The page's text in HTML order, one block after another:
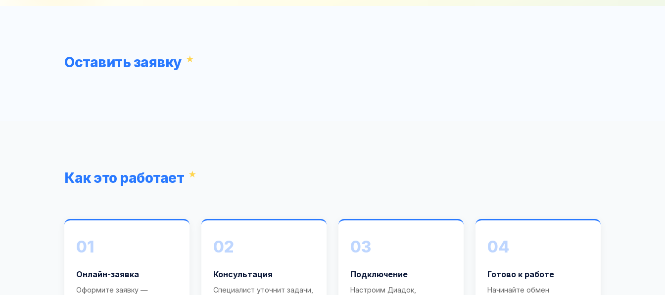
Оставить заявку
Как это работает
01
Онлайн-заявка
Оформите заявку —
02
Консультация
Специалист уточнит задачи,
03
Подключение
Настроим Диадок,
04
Готово к работе
Начинайте обмен